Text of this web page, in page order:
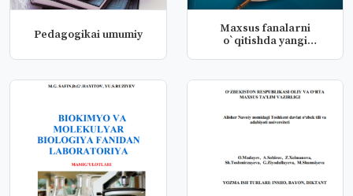
Pedagogikai umumiy
Maxsus fanalarni
o`qitishda yangi